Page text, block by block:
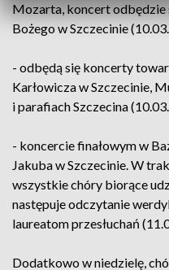
Mozarta, koncert odbędzie
Bożego w Szczecinie
- odbędą się koncerty
Karłowicza w Szczecinie,
i parafiach Szczecina
- koncercie finałowym w
Jakuba w Szczecinie. W
wszystkie chóry biorące
następuje odczytanie
laureatom przesłuchań
Dodatkowo w niedzielę,